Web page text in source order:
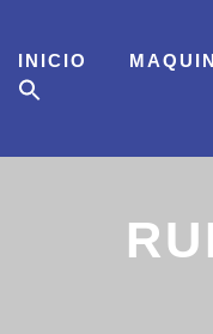
content
INICIO